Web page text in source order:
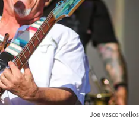
Joe Vasconcellos